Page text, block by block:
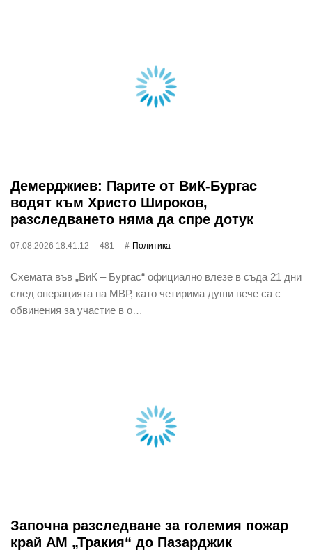
Демерджиев: Парите от ВиК-Бургас
водят към Христо Широков,
разследването няма да спре дотук
07.08.2026 18:41:12 481 Политика
Схемата във „ВиК – Бургас“ официално влезе в съда 21 дни
след операцията на МВР, като четирима души вече са с
обвинения за участие в о…
Започна разследване за големия пожар
край АМ „Тракия“ до Пазарджик